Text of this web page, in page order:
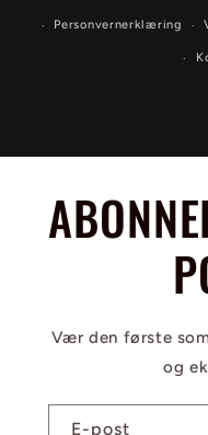
Personvernerklæring
Vær den første
og
E-post